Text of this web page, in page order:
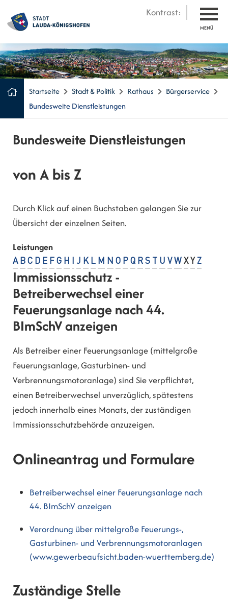
Kontrast:
MENÜ
Startseite Stadt & Politik Rathaus
Bürgerservice
Bundesweite Dienstleistungen
Bundesweite Dienstleistungen
von A bis Z
Durch Klick auf einen Buchstaben gelangen Sie zur
Übersicht der einzelnen Seiten.
Leistungen
A B C D E F G H J K L M N O P Q R S U V W X Y Z
Immissionsschutz -
Betreiberwechsel einer
Feuerungsanlage nach 44.
BImSchV anzeigen
Als Betreiber einer Feuerungsanlage (mittelgroße
Feuerungsanlage, Gasturbinen- und
Verbrennungsmotoranlage) sind Sie verpflichtet,
einen Betreiberwechsel unverzüglich, spätestens
jedoch innerhalb eines Monats, der zuständigen
Immissionsschutzbehörde anzuzeigen.
Onlineantrag und Formulare
Betreiberwechsel einer Feuerungsanlage nach
44. BImSchV anzeigen
Verordnung über mittelgroße Feuerungs-,
Gasturbinen- und Verbrennungsmotoranlagen
(www.gewerbeaufsicht.baden-wuerttemberg.de)
Zuständige Stelle